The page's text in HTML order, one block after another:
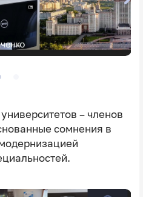
– членов
сомнения в